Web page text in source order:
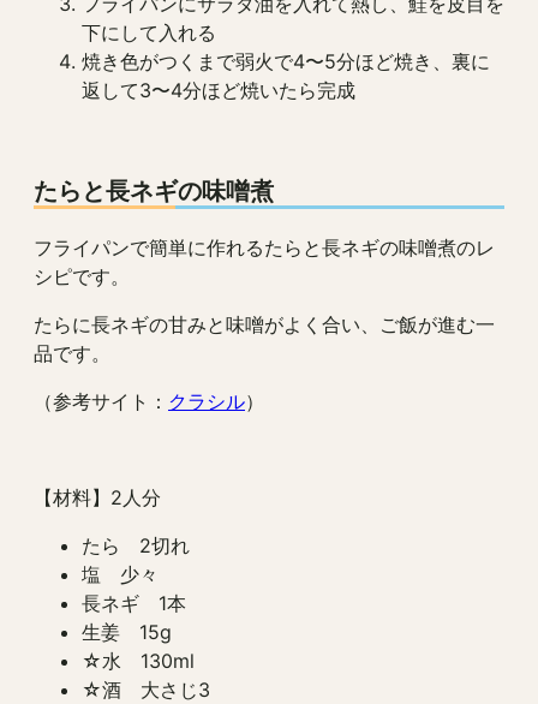
下にして入れる
焼き色がつくまで弱火で4〜5分ほど焼き、裏に
返して3〜4分ほど焼いたら完成
たらと長ネギの味噌煮
フライパンで簡単に作れるたらと長ネギの味噌煮のレ
シピです。
たらに長ネギの甘みと味噌がよく合い、ご飯が進む一
品です。
（参考サイト： クラシル）
【材料】2人分
たら 2切れ
塩 少々
長ネギ 1本
生姜 15g
☆水 130ml
☆酒 大さじ3